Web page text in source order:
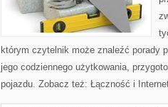
którym czytelnik może znaleźć porady
jego codziennego użytkowania,
pojazdu. Zobacz też: Łączność i